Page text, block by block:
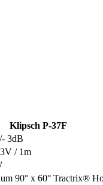
Klipsch P-37F
3dB
/ 1m
90° x 60° Tractrix®